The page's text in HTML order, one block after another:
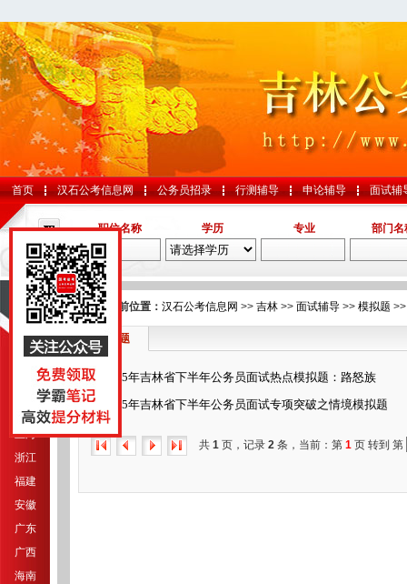
首页 汉石公考信息网 公务员招录 行测辅导 申论辅导 面试辅
职位名称 学历 专业 部门名
导航
江苏
上海
浙江
福建
安徽
广东
广西
海南
您的当前位置： 汉石公考信息网 >> 吉林 >> 面试辅导 >> 模拟题
模拟题
2015年吉林省下半年公务员面试热点模拟题：路怒族
2015年吉林省下半年公务员面试专项突破之情境模拟题
共 1 页，记录 2 条，当前：第 1 页 转到 第